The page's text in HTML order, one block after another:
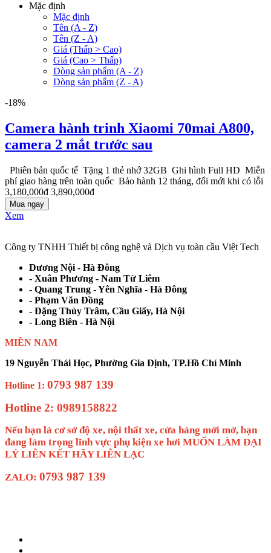
Mặc định
Mặc định
Tên (A - Z)
Tên (Z - A)
Giá (Thấp > Cao)
Giá (Cao > Thấp)
Dòng sản phẩm (A - Z)
Dòng sản phẩm (Z - A)
-18%
Camera hành trinh Xiaomi 70mai A800,
camera 2 mắt trước sau
Phiên bản quốc tế Tặng 1 thẻ nhớ 32GB Ghi hình Full HD Miễn
phí giao hàng trên toàn quốc Bảo hành 12 tháng, đổi mới khi có lỗi
3,180,000đ 3,890,000đ
Mua ngay
Xem
Công ty TNHH Thiết bị công nghệ và Dịch vụ toàn cầu Việt Tech
Dương Nội - Hà Đông
- Xuân Phương - Nam Từ Liêm
- Quang Trung - Yên Nghĩa - Hà Đông
- Phạm Văn Đồng
- Đặng Thùy Trâm, Cầu Giấy, Hà Nội
- Long Biên - Hà Nội
MIỀN NAM
19 Nguyễn Thái Học, Phường Gia Định, TP.Hồ Chí Minh
Hotline 1: 0793 987 139
Hotline 2: 0989158822
Nếu bạn là cơ sở độ xe, nội thất xe, cửa hàng mới mở, bạn
đang làm trọng lĩnh vực phụ kiện xe hơi MUỐN LÀM ĐẠI
LÝ LIÊN KẾT HÃY LIÊN LẠC
ZALO: 0793 987 139